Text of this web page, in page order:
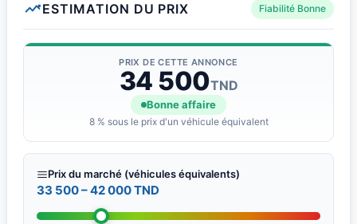
ESTIMATION DU PRIX Fiabilité Bonne
PRIX DE CETTE ANNONCE
34 500TND
Bonne affaire
8 % sous le prix d'un véhicule équivalent
Prix du marché (véhicules équivalents)
33 500 – 42 000 TND